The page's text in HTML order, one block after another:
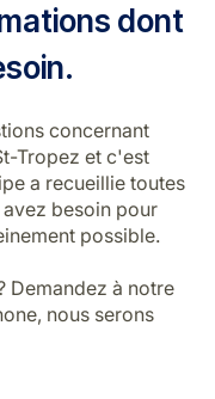
dont
concernant
Tropez et c'est
a recueillie toutes
besoin pour
possible.
Demandez à notre
nous serons